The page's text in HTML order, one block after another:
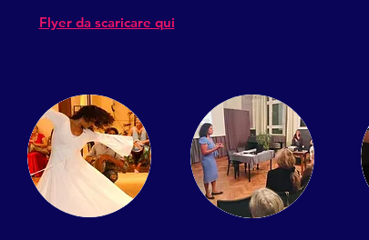
Flyer da scaricare qui